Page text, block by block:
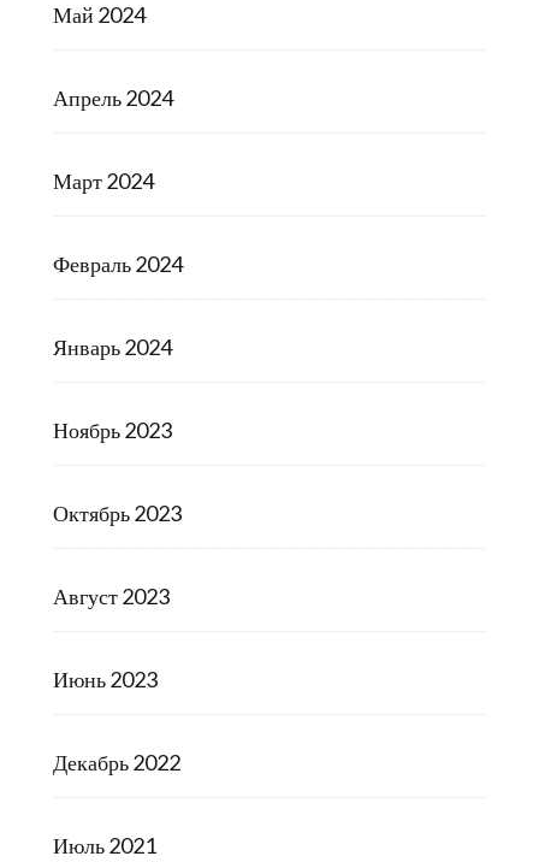
Май 2024
Апрель 2024
Март 2024
Февраль 2024
Январь 2024
Ноябрь 2023
Октябрь 2023
Август 2023
Июнь 2023
Декабрь 2022
Июль 2021